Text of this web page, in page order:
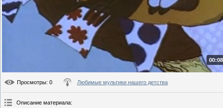
Просмотры: 0 Любимые мультики нашего детства
Описание материала: